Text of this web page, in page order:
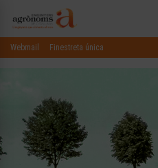
Webmail Finestreta única